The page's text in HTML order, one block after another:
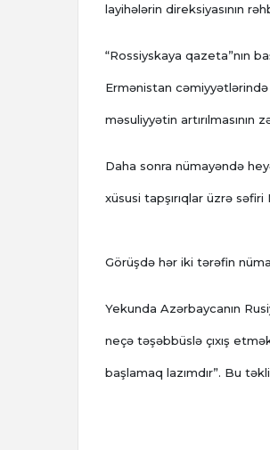
layihələrin direksiyasının
“Rossiyskaya qazeta”nın
Ermənistan cəmiyyətlərində
məsuliyyətin artırılmasının
Daha sonra nümayəndə
xüsusi tapşırıqlar üzrə
Görüşdə hər iki tərəfin
Yekunda Azərbaycanın
neçə təşəbbüslə çıxış
başlamaq lazımdır”. Bu